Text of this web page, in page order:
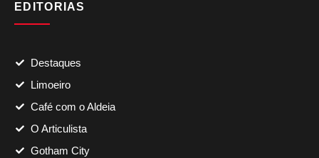
EDITORIAS
Destaques
Limoeiro
Café com o Aldeia
O Articulista
Gotham City